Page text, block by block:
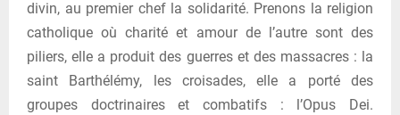
divin, au premier chef la solidarité. Prenons la religion
catholique où charité et amour de l’autre sont des
piliers, elle a produit des guerres et des massacres : la
saint Barthélémy, les croisades, elle a porté des
groupes doctrinaires et combatifs : l’Opus Dei.